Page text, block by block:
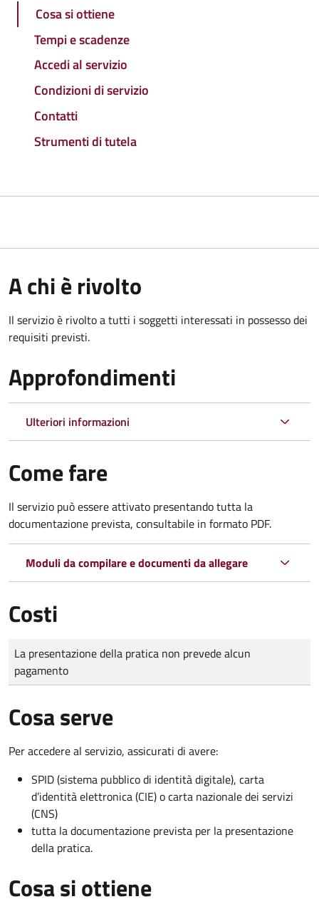
Cosa si ottiene
Tempi e scadenze
Accedi al servizio
Condizioni di servizio
Contatti
Strumenti di tutela
A chi è rivolto
Il servizio è rivolto a tutti i soggetti interessati in possesso dei
requisiti previsti.
Approfondimenti
Ulteriori informazioni
Come fare
Il servizio può essere attivato presentando tutta la
documentazione prevista, consultabile in formato PDF.
Moduli da compilare e documenti da allegare
Costi
Tipo di pagamento
Importo
La presentazione della pratica non prevede alcun
pagamento
Cosa serve
Per accedere al servizio, assicurati di avere:
SPID (sistema pubblico di identità digitale), carta
d’identità elettronica (CIE) o carta nazionale dei servizi
(CNS)
tutta la documentazione prevista per la presentazione
della pratica.
Cosa si ottiene